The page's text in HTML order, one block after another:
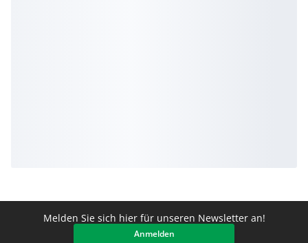
Melden Sie sich hier für unseren Newsletter an!
Anmelden